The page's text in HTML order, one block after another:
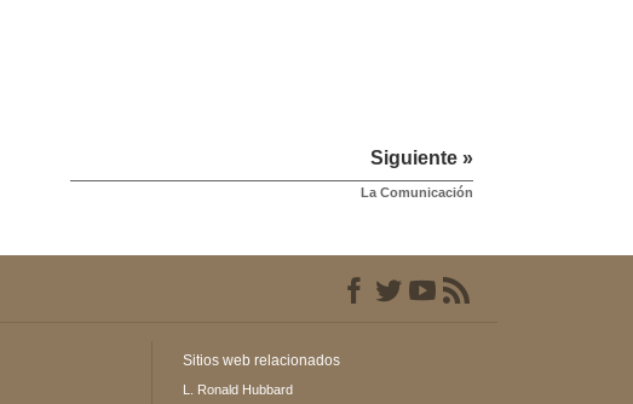
Siguiente »
La Comunicación
Sitios web relacionados
L. Ronald Hubbard